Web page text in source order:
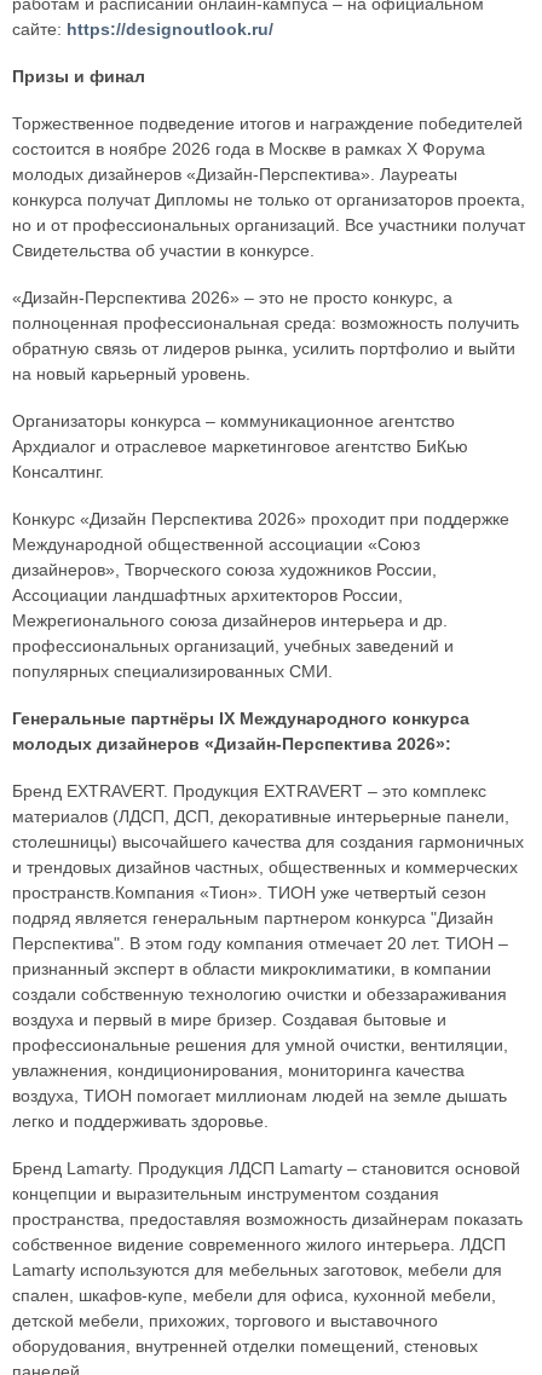
сайте: https://designoutlook.ru/
Призы и финал
Торжественное подведение итогов и награждение победителей
состоится в ноябре 2026 года в Москве в рамках X Форума
молодых дизайнеров «Дизайн-Перспектива». Лауреаты
конкурса получат Дипломы не только от организаторов проекта,
но и от профессиональных организаций. Все участники получат
Свидетельства об участии в конкурсе.
«Дизайн-Перспектива 2026» – это не просто конкурс, а
полноценная профессиональная среда: возможность получить
обратную связь от лидеров рынка, усилить портфолио и выйти
на новый карьерный уровень.
Организаторы конкурса – коммуникационное агентство
Архдиалог и отраслевое маркетинговое агентство БиКью
Консалтинг.
Конкурс «Дизайн Перспектива 2026» проходит при поддержке
Международной общественной ассоциации «Союз
дизайнеров», Творческого союза художников России,
Ассоциации ландшафтных архитекторов России,
Межрегионального союза дизайнеров интерьера и др.
профессиональных организаций, учебных заведений и
популярных специализированных СМИ.
Генеральные партнёры IX Международного конкурса
молодых дизайнеров «Дизайн-Перспектива 2026»:
Бренд EXTRAVERT. Продукция EXTRAVERT – это комплекс
материалов (ЛДСП, ДСП, декоративные интерьерные панели,
столешницы) высочайшего качества для создания гармоничных
и трендовых дизайнов частных, общественных и коммерческих
пространств.Компания «Тион». ТИОН уже четвертый сезон
подряд является генеральным партнером конкурса "Дизайн
Перспектива". В этом году компания отмечает 20 лет. ТИОН –
признанный эксперт в области микроклиматики, в компании
создали собственную технологию очистки и обеззараживания
воздуха и первый в мире бризер. Создавая бытовые и
профессиональные решения для умной очистки, вентиляции,
увлажнения, кондиционирования, мониторинга качества
воздуха, ТИОН помогает миллионам людей на земле дышать
легко и поддерживать здоровье.
Бренд Lamarty. Продукция ЛДСП Lamarty – становится основой
концепции и выразительным инструментом создания
пространства, предоставляя возможность дизайнерам показать
собственное видение современного жилого интерьера. ЛДСП
Lamarty используются для мебельных заготовок, мебели для
спален, шкафов-купе, мебели для офиса, кухонной мебели,
детской мебели, прихожих, торгового и выставочного
оборудования, внутренней отделки помещений, стеновых
панелей.